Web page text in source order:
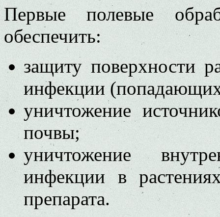
Первые полевые
обеспе­чить:
защиту поверхности
ин­фекции (попадающих
уничтожение
по­чвы;
уничтожение
инфекции в
препарата.